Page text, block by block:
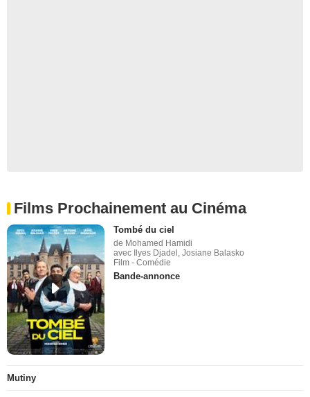
Films Prochainement au Cinéma
Tombé du ciel
de Mohamed Hamidi
avec Ilyes Djadel, Josiane Balasko
Film - Comédie
Bande-annonce
Mutiny